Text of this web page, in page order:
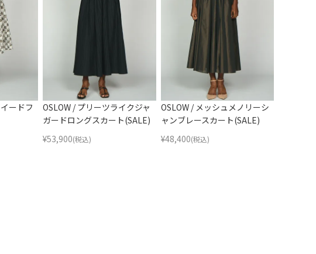
ードフ
OSLOW / プリーツライクジャ
ガードロングスカート(SALE)
¥53,900(税込)
OSLOW / メッシュメノリーシ
ャンブレースカート(SALE)
¥48,400(税込)